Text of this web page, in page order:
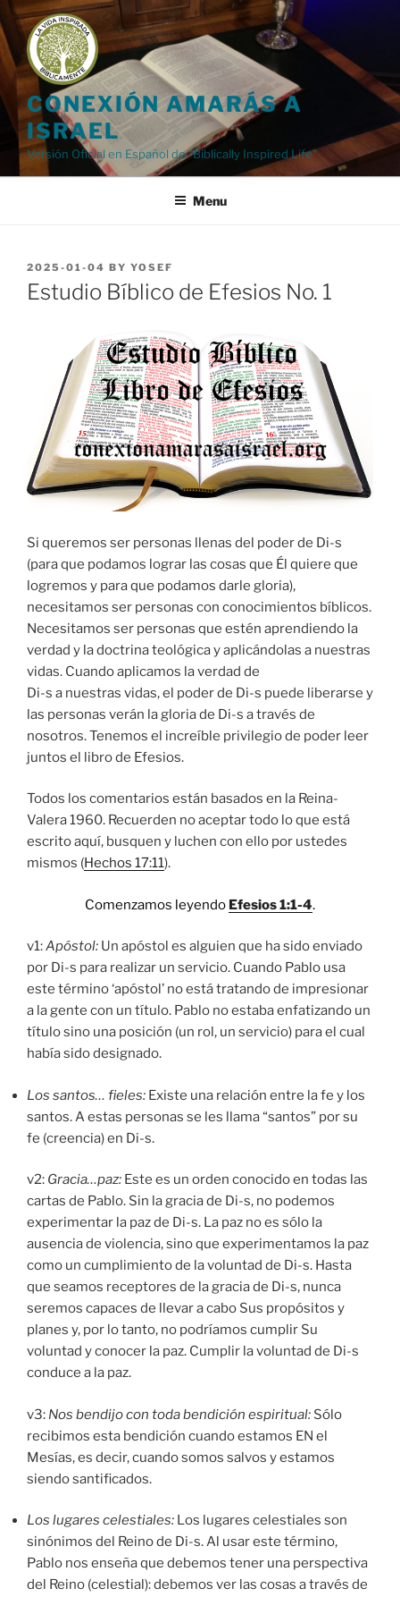
Skip
to
content
CONEXIÓN AMARÁS A
ISRAEL
Versión Oficial en Español de "Biblically Inspired Life"
Menu
POSTED
ON
2025-01-04 BY YOSEF
Estudio Bíblico de Efesios No. 1
Si queremos ser personas llenas del poder de Di-s
(para que podamos lograr las cosas que Él quiere que
logremos y para que podamos darle gloria),
necesitamos ser personas con conocimientos bíblicos.
Necesitamos ser personas que estén aprendiendo la
verdad y la doctrina teológica y aplicándolas a nuestras
vidas. Cuando aplicamos la verdad de
Di-s a nuestras vidas, el poder de Di-s puede liberarse y
las personas verán la gloria de Di-s a través de
nosotros. Tenemos el increíble privilegio de poder leer
juntos el libro de Efesios.
Todos los comentarios están basados en la Reina-
Valera 1960. Recuerden no aceptar todo lo que está
escrito aquí, busquen y luchen con ello por ustedes
mismos (Hechos 17:11).
Comenzamos leyendo Efesios 1:1-4.
v1:Apóstol: Un apóstol es alguien que ha sido enviado
por Di-s para realizar un servicio. Cuando Pablo usa
este término ‘apóstol’ no está tratando de impresionar
a la gente con un título. Pablo no estaba enfatizando un
título sino una posición (un rol, un servicio) para el cual
había sido designado.
Los santos… fieles: Existe una relación entre la fe y los
santos. A estas personas se les llama “santos” por su
fe (creencia) en Di-s.
v2: Gracia…paz: Este es un orden conocido en todas las
cartas de Pablo. Sin la gracia de Di-s, no podemos
experimentar la paz de Di-s. La paz no es sólo la
ausencia de violencia, sino que experimentamos la paz
como un cumplimiento de la voluntad de Di-s. Hasta
que seamos receptores de la gracia de Di-s, nunca
seremos capaces de llevar a cabo Sus propósitos y
planes y, por lo tanto, no podríamos cumplir Su
voluntad y conocer la paz. Cumplir la voluntad de Di-s
conduce a la paz.
v3: Nos bendijo con toda bendición espiritual: Sólo
recibimos esta bendición cuando estamos EN el
Mesías, es decir, cuando somos salvos y estamos
siendo santificados.
Los lugares celestiales: Los lugares celestiales son
sinónimos del Reino de Di-s. Al usar este término,
Pablo nos enseña que debemos tener una perspectiva
del Reino (celestial): debemos ver las cosas a través de